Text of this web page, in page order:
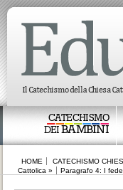
CATECHISMO
DEIBAMBINI
HOME CATECHISMO
Cattolica »
Paragrafo 4: I